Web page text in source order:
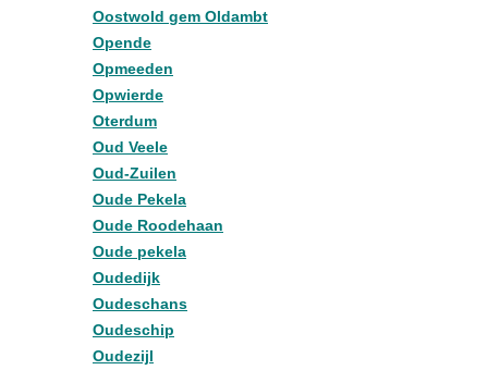
Oostwold gem Oldambt
Opende
Opmeeden
Opwierde
Oterdum
Oud Veele
Oud-Zuilen
Oude Pekela
Oude Roodehaan
Oude pekela
Oudedijk
Oudeschans
Oudeschip
Oudezijl